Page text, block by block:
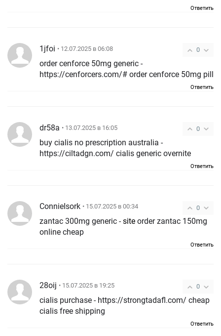
Ответить
0
1jfoi • 12.07.2025 в 06:08
order cenforce 50mg generic -
https://cenforcers.com/# order cenforce 50mg pill
Ответить
0
dr58a • 13.07.2025 в 16:05
buy cialis no prescription australia -
https://ciltadgn.com/ cialis generic overnite
Ответить
0
ConnieIsork • 15.07.2025 в 00:34
zantac 300mg generic -site order zantac 150mg
online cheap
Ответить
0
28oij • 15.07.2025 в 19:25
cialis purchase - https://strongtadafl.com/ cheap
cialis free shipping
Ответить